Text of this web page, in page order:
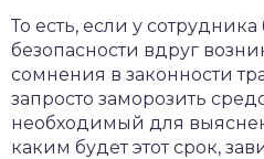
То есть, если у
безопасности вдруг
сомнения в законности
запросто заморозить
необходимый для
каким будет этот срок,